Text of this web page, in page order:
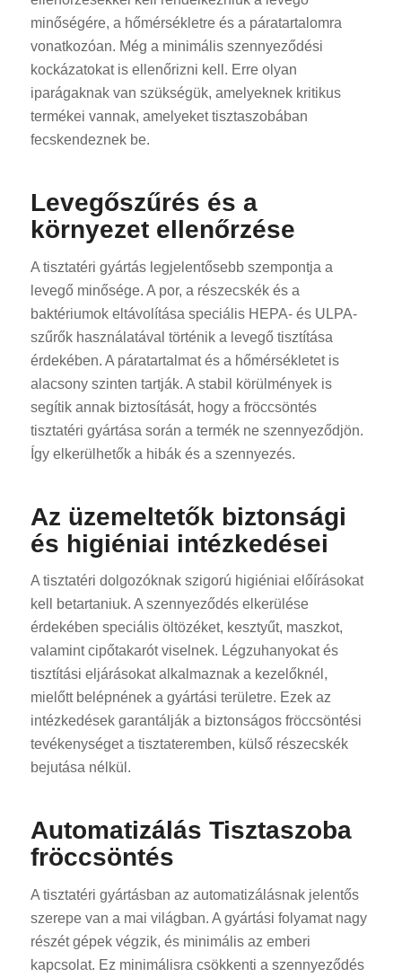
minőségére, a hőmérsékletre és a páratartalomra
vonatkozóan. Még a minimális szennyeződési
kockázatokat is ellenőrizni kell. Erre olyan
iparágaknak van szükségük, amelyeknek kritikus
termékei vannak, amelyeket tisztaszobában
fecskendeznek be.
Levegőszűrés és a
környezet ellenőrzése
A tisztatéri gyártás legjelentősebb szempontja a
levegő minősége. A por, a részecskék és a
baktériumok eltávolítása speciális HEPA- és ULPA-
szűrők használatával történik a levegő tisztítása
érdekében. A páratartalmat és a hőmérsékletet is
alacsony szinten tartják. A stabil körülmények is
segítik annak biztosítását, hogy a fröccsöntés
tisztatéri gyártása során a termék ne szennyeződjön.
Így elkerülhetők a hibák és a szennyezés.
Az üzemeltetők biztonsági
és higiéniai intézkedései
A tisztatéri dolgozóknak szigorú higiéniai előírásokat
kell betartaniuk. A szennyeződés elkerülése
érdekében speciális öltözéket, kesztyűt, maszkot,
valamint cipőtakarót viselnek. Légzuhanyokat és
tisztítási eljárásokat alkalmaznak a kezelőknél,
mielőtt belépnének a gyártási területre. Ezek az
intézkedések garantálják a biztonságos fröccsöntési
tevékenységet a tisztateremben, külső részecskék
bejutása nélkül.
Automatizálás Tisztaszoba
fröccsöntés
A tisztatéri gyártásban az automatizálásnak jelentős
szerepe van a mai világban. A gyártási folyamat nagy
részét gépek végzik, és minimális az emberi
kapcsolat. Ez minimálisra csökkenti a szennyeződés